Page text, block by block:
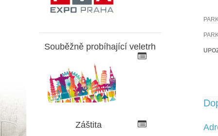
Souběžně probíhající veletrh
Záštita